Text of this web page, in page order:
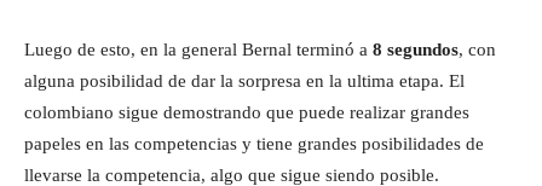
Luego de esto, en la general Bernal terminó a 8 segundos, con
alguna posibilidad de dar la sorpresa en la ultima etapa. El
colombiano sigue demostrando que puede realizar grandes
papeles en las competencias y tiene grandes posibilidades de
llevarse la competencia, algo que sigue siendo posible.